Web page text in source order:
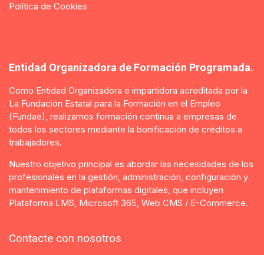
Política de Cookies​
Entidad Organizadora de Formación Programada.
Como Entidad Organizadora e impartidora acreditada por la
La Fundación Estatal para la Formación en el Empleo
(Fundae), realizamos formación continua a empresas de
todos los sectores mediante la bonificación de créditos a
trabajadores.
Nuestro objetivo principal es abordar las necesidades de los
profesionales en la gestión, administración, configuración y
mantenimiento de plataformas digitales, que incluyen
Plataforma LMS, Microsoft 365, Web CMS / E-Commerce.
Contacte con nosotros